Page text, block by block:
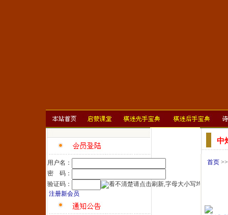
用户名：
密 码：
验证码：
注册新会员
中
首页